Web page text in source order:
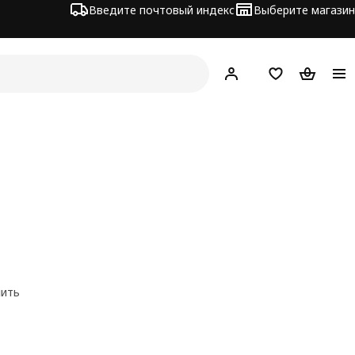
Введите почтовый индекс Выберите магазин
Hej! ВойтиСписокКорзина